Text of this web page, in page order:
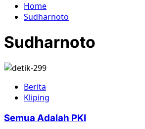
Home
Sudharnoto
Sudharnoto
Berita
Kliping
Semua Adalah PKI